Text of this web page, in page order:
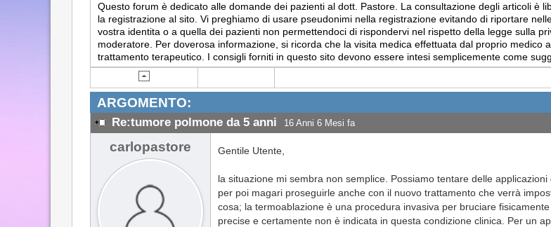
Questo forum è dedicato alle domande dei pazienti al dott. Pastore. La consultazione degli articoli è
la registrazione al sito. Vi preghiamo di usare pseudonimi nella registrazione evitando di riportare
vostra identita o a quella dei pazienti non permettendoci di rispondervi nel rispetto della legge sulla
moderatore. Per doverosa informazione, si ricorda che la visita medica effettuata dal proprio
trattamento terapeutico. I consigli forniti in questo sito devono essere intesi semplicemente come
ARGOMENTO:
Re:tumore polmone da 5 anni 16 Anni 6 Mesi fa
carlopastore Gentile Utente,
la situazione mi sembra non semplice. Possiamo tentare delle
per poi magari proseguirle anche con il nuovo trattamento che verrà
cosa; la termoablazione è una procedura invasiva per bruciare
precise e certamente non è indicata in questa condizione clinica. Per un